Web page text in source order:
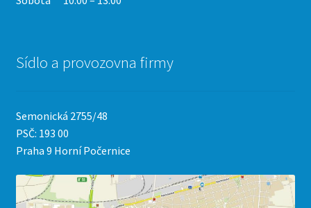
Sídlo a provozovna firmy
Semonická 2755/48
PSČ: 193 00
Praha 9 Horní Počernice